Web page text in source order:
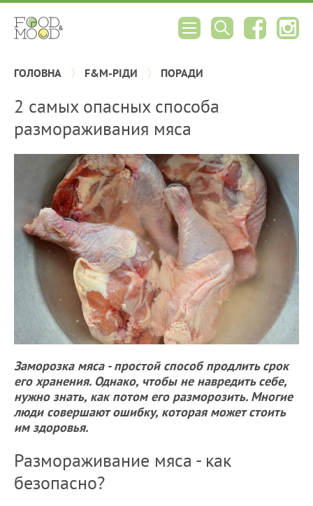
ГОЛОВНА F&M-РІДИ ПОРАДИ
2 самых опасных способа
размораживания мяса
Заморозка мяса - простой способ продлить срок
его хранения. Однако, чтобы не навредить себе,
нужно знать, как потом его разморозить. Многие
люди совершают ошибку, которая может стоить
им здоровья.
Размораживание мяса - как
безопасно?